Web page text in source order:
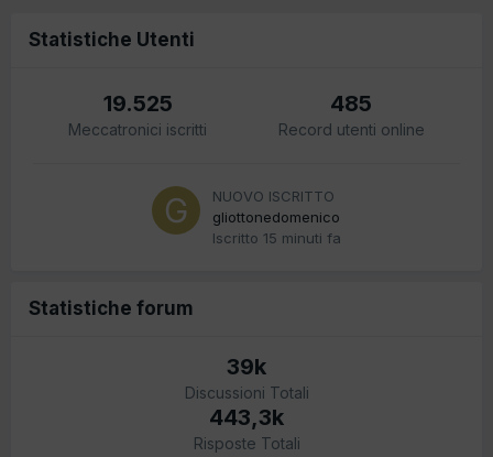
Statistiche Utenti
19.525
Meccatronici iscritti
485
Record utenti online
NUOVO ISCRITTO
gliottonedomenico
Iscritto 15 minuti fa
Statistiche forum
39k
Discussioni Totali
443,3k
Risposte Totali